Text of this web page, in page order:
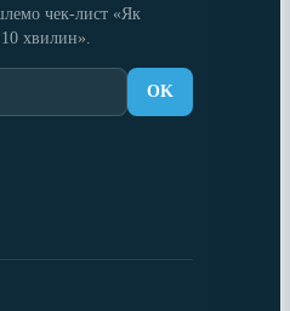
чек-лист «Як
хвилин».
OK